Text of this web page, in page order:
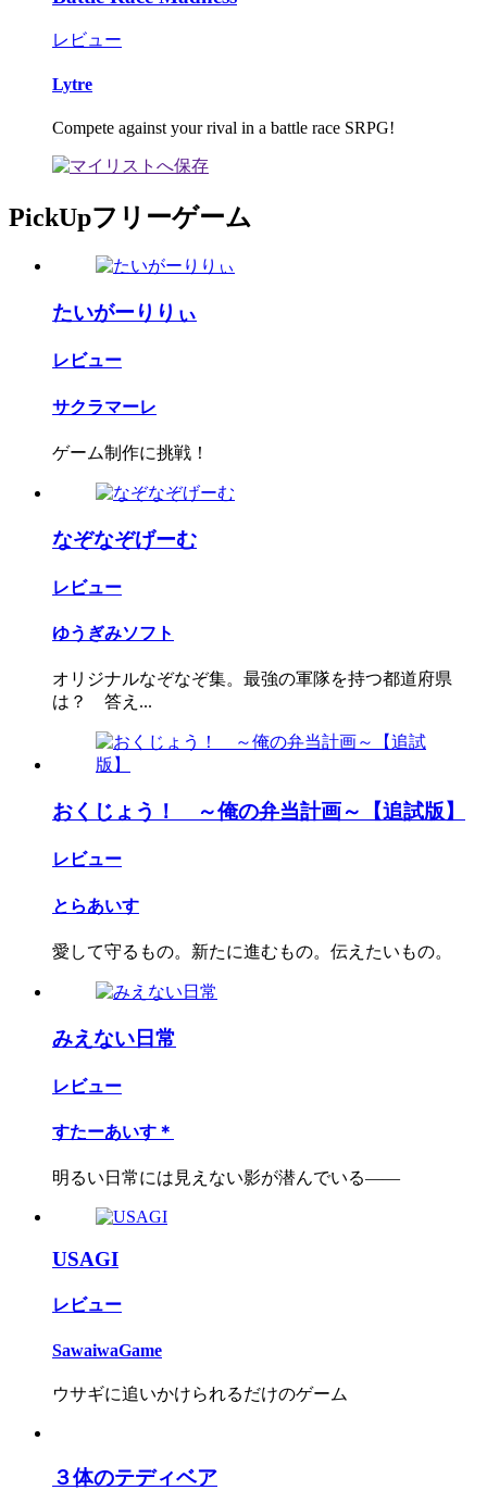
レビュー
Lytre
Compete against your rival in a battle race SRPG!
PickUpフリーゲーム
たいがーりりぃ
レビュー
サクラマーレ
ゲーム制作に挑戦！
なぞなぞげーむ
レビュー
ゆうぎみソフト
オリジナルなぞなぞ集。最強の軍隊を持つ都道府県
は？ 答え...
おくじょう！ ～俺の弁当計画～【追試版】
レビュー
とらあいす
愛して守るもの。新たに進むもの。伝えたいもの。
みえない日常
レビュー
すたーあいす＊
明るい日常には見えない影が潜んでいる――
USAGI
レビュー
SawaiwaGame
ウサギに追いかけられるだけのゲーム
３体のテディベア